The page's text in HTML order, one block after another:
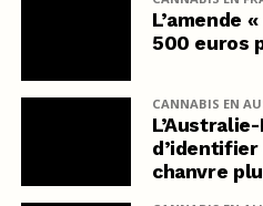
L’amende
500 euros
CANNABIS EN
chanvre